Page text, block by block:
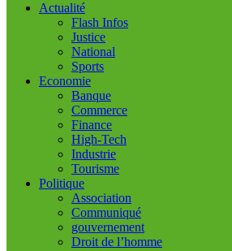
Actualité
Flash Infos
Justice
National
Sports
Economie
Banque
Commerce
Finance
High-Tech
Industrie
Tourisme
Politique
Association
Communiqué
gouvernement
Droit de l’homme